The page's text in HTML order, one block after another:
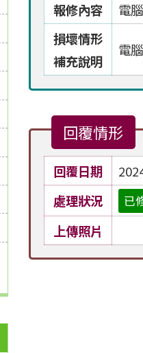
報修內容
電
損壞情形
補充說明
電
回覆情形
回覆日期
處理狀況
已
上傳照片